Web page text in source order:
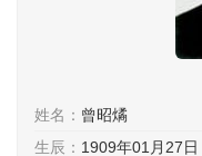
姓名： 曾昭燏
生辰： 1909年01月27日